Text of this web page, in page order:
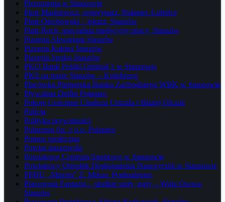
Pierogarnia w Staszowie
Piotr Markiewicz, weterynarz, Połaniec Łubnice
Piotr Olechowski – lekarz, Staszów
Piotr Roch, specjalista medycyny pracy, Staszów
Pizzeria Akwarium Staszów
Pizzeria Kaktus Staszów
Pizzeria Spoko Staszów
PKO Bank Polski Oddział 1 w Staszowie
PKS na trasie Staszów – Kołobrzeg
Placówka Partnerska Banku Zachodniego WBK w Staszowie
Pływalnia Delfin Połaniec
Pokoje Gościnne Chańcza Urszula i Błażej Olczak
Policja
Polityka prywatności
Polprzem Sp. z o.o. Połaniec
Pomoc społeczna
Powiat staszowski
Powiatowe Centrum Sportowe w Staszowie
Powiatowy Ośrodek Doskonalenia Nauczycieli w Staszowie
PPHU „Maxim” Z. Mikus, Podmaleniec
Pracownia Fantazja – słodkie stoły, torty – Wola Osowa,
Staszów